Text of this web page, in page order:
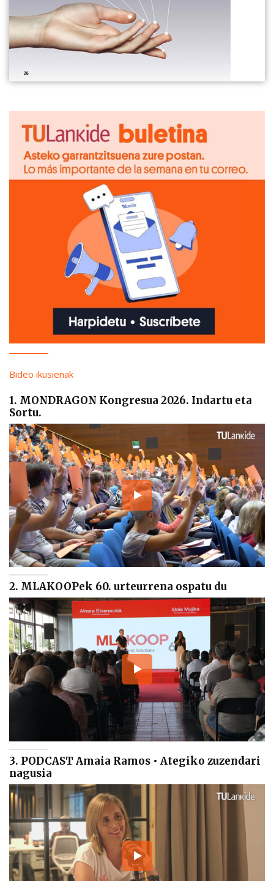
Bideo ikusienak
1. MONDRAGON Kongresua 2026. Indartu eta
Sortu.
2. MLAKOOPek 60. urteurrena ospatu du
3. PODCAST Amaia Ramos • Ategiko zuzendari
nagusia